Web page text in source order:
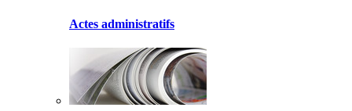
Actes administratifs